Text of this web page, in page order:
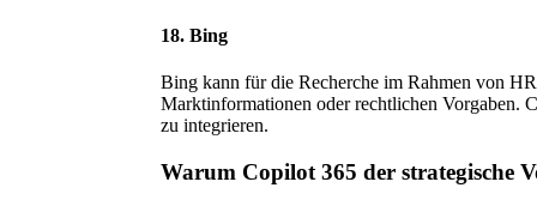
18. Bing
Bing kann für die Recherche im Rahmen von
Marktinformationen oder rechtlichen Vorgaben.
zu integrieren.
Warum Copilot 365 der strategische